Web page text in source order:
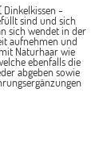
Dinkelkissen -
sind und sich
sich wendet in der
aufnehmen und
Naturhaar wie
ebenfalls die
abgeben sowie